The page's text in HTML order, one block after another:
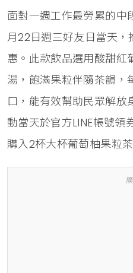
面對一週工作最勞累的
月22日週三好友日當天，
惠。此款飲品選用酸甜紅
湯，飽滿果粒伴隨茶韻，
口，能有效幫助民眾解放
動當天於官方LINE帳號
購入2杯大杯葡萄柚果粒